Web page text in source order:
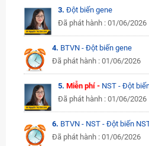
3. Đột biến gene
Đã phát hành : 01/06/2026
4. BTVN - Đột biến gene
Đã phát hành : 01/06/2026
5. Miễn phí - NST - Đột
Đã phát hành : 01/06/2026
6. BTVN - NST - Đột biến
Đã phát hành : 01/06/2026